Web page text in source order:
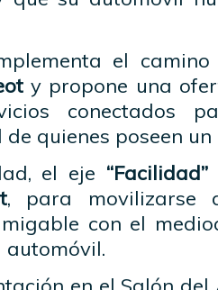
el
y propone una
conectados
quienes poseen un
el eje “Facilidad”
, para movilizarse
con el